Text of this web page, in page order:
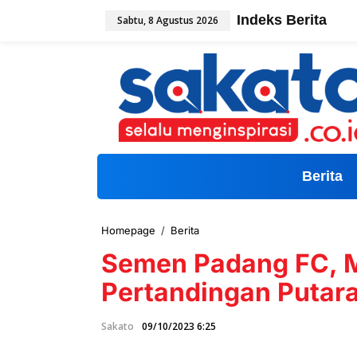
Sabtu, 8 Agustus 2026 Indeks Berita
Berita
Homepage / Berita
m
n
P
d
Semen Padang FC,
Pertandingan
Sakato 09/10/2023 6:25